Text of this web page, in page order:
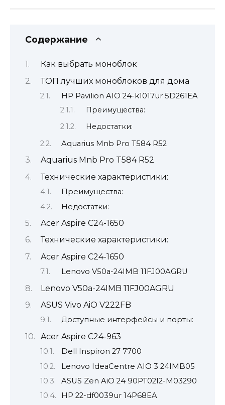
Содержание
Как выбрать моноблок
ТОП лучших моноблоков для дома
HP Pavilion AIO 24-k1017ur 5D261EA
Преимущества:
Недостатки:
Aquarius Mnb Pro T584 R52
Aquarius Mnb Pro T584 R52
Технические характеристики:
Преимущества:
Недостатки:
Acer Aspire C24-1650
Технические характеристики:
Acer Aspire C24-1650
Lenovo V50a-24IMB 11FJ00AGRU
Lenovo V50a-24IMB 11FJ00AGRU
ASUS Vivo AiO V222FB
Доступные интерфейсы и порты:
Acer Aspire C24-963
Dell Inspiron 27 7700
Lenovo IdeaCentre AIO 3 24IMB05
ASUS Zen AiO 24 90PT02I2-M03290
HP 22-df0039ur 14P68EA